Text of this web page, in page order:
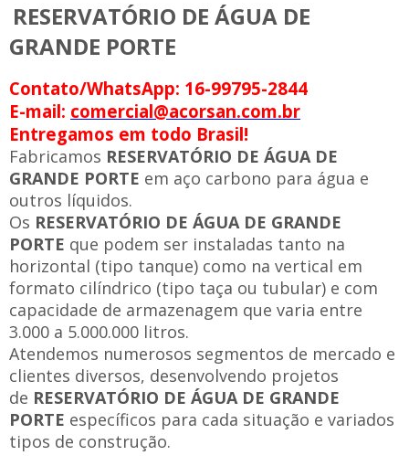
RESERVATÓRIO DE ÁGUA DE
GRANDE PORTE
Contato/WhatsApp: 16-99795-2844
E-mail: comercial@acorsan.com.br
Entregamos em todo Brasil!
Fabricamos RESERVATÓRIO DE ÁGUA DE
GRANDE PORTE em aço carbono para água e
outros líquidos.
Os RESERVATÓRIO DE ÁGUA DE GRANDE
PORTE que podem ser instaladas tanto na
horizontal (tipo tanque) como na vertical em
formato cilíndrico (tipo taça ou tubular) e com
capacidade de armazenagem que varia entre
3.000 a 5.000.000 litros.
Atendemos numerosos segmentos de mercado e
clientes diversos, desenvolvendo projetos
de RESERVATÓRIO DE ÁGUA DE GRANDE
PORTE específicos para cada situação e variados
tipos de construção.